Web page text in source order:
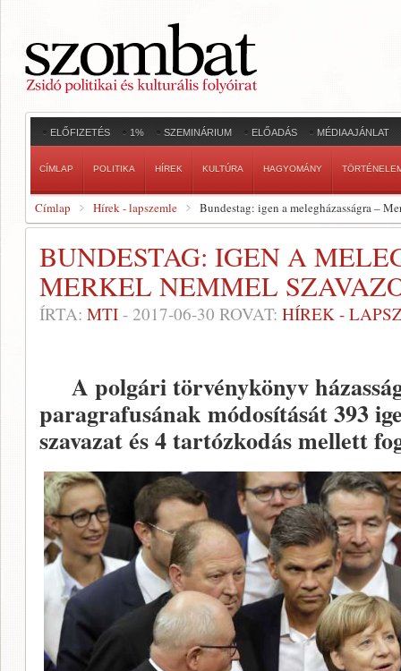
ELŐFIZETÉS 1% SZEMINÁRIUM ELŐADÁS MÉDIAAJÁNLAT
CÍMLAP POLITIKA HÍREK KULTÚRA HAGYOMÁNY
Címlap Hírek - lapszemle Bundestag: igen a melegházasságra –
BUNDESTAG: IGEN A
MERKEL NEMMEL
ÍRTA: MTI - 2017-06-30 ROVAT: HÍREK -
A polgári törvénykönyv
paragrafusának módosítását 393
szavazat és 4 tartózkodás mellett